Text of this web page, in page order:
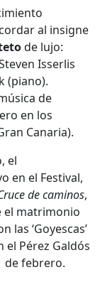
al insigne
de lujo:
Isserlis
(piano).
de
en los
Canaria).
el
en el Festival,
de caminos,
el matrimonio
las ‘Goyescas’
el Pérez Galdós
de febrero.